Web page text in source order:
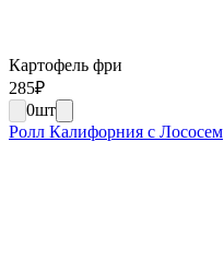
Картофель фри
285₽
0шт
Ролл Калифорния с Лососем